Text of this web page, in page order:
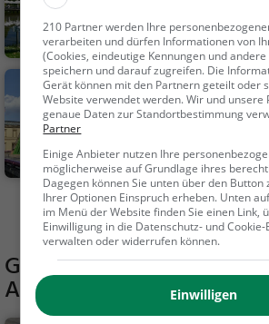
Stuttgart
Staatsgalerie
Museum in Stuttgart
Stuttgart
Mehr Aktivitäten in
Gaststätten in der Nähe
Aussichtsplattform
210 Partner werden Ihre
verarbeiten und dürfen Informationen von
(Cookies, eindeutige Kennungen und
speichern und darauf zugreifen. Die
Gerät können mit den Partnern geteilt oder
Website verwendet werden. Wir und unsere
genaue Daten zur Standortbestimmung
Partner
Einige Anbieter nutzen Ihre
möglicherweise auf Grundlage ihres
Dagegen können Sie unten über den Button
Ihrer Optionen Einspruch erheben. Unten
im Menü der Website finden Sie einen Link,
Einwilligung in die Datenschutz- und
verwalten oder widerrufen können.
Einwilligen